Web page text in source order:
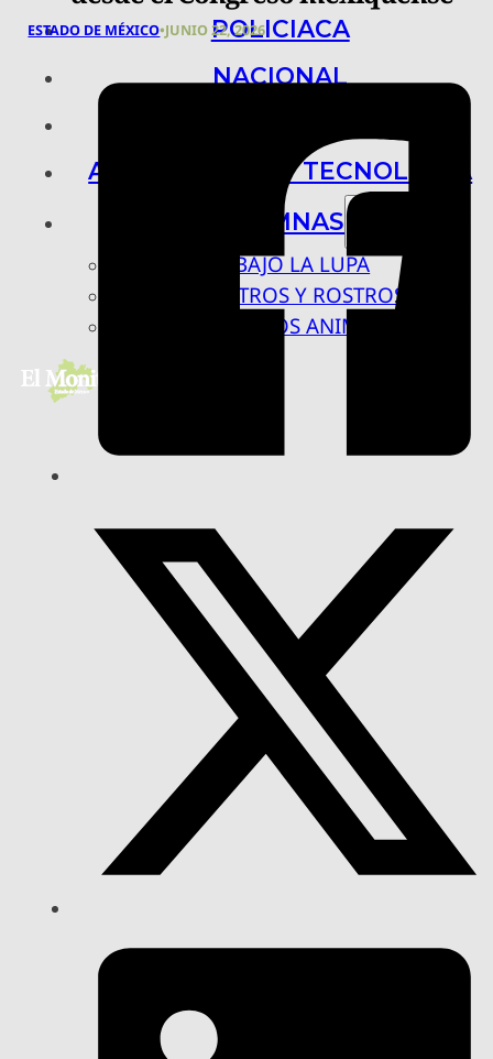
POLICIACA
NACIONAL
ARTE, CIENCIA Y TECNOLOGÍA
COLUMNAS
BAJO LA LUPA
RASTROS Y ROSTROS
VÍNCULOS ANIMALES
ESTADO DE MÉXICO•JUNIO 22, 2026